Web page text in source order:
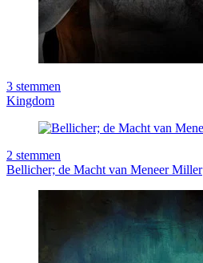
3 stemmen
Kingdom
2 stemmen
Bellicher; de Macht van Meneer Miller